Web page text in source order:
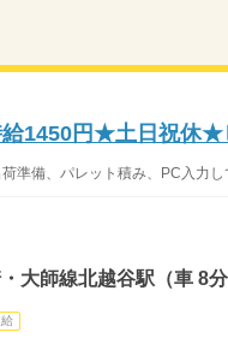
1450円★土日祝休★
準備、パレット積み、PC入力
大師線北越谷駅（車 8分